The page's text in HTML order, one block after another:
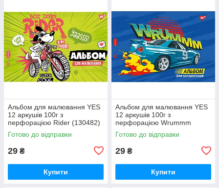
Альбом для малювання YES
12 аркушів 100г з
перфорацією Rider (130482)
Готово до відправки
29 ₴
Купити
Альбом для малювання YES
12 аркушів 100г з
перфорацією Wrummm
(130559)
Готово до відправки
29 ₴
Купити